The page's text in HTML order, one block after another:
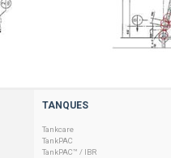
TANQUES
Tankcare
TankPAC
TankPAC™ / IBR